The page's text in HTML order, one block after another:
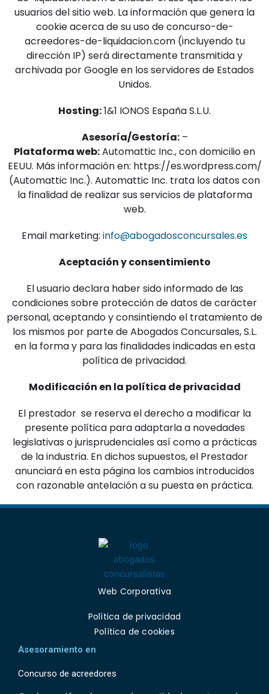
usuarios del sitio web. La información que genera la
cookie acerca de su uso de concurso-de-
acreedores-de-liquidacion.com (incluyendo tu
dirección IP) será directamente transmitida y
archivada por Google en los servidores de Estados
Unidos.
Hosting:1&1 IONOS España S.L.U.
Asesoría/Gestoría:–
Plataforma web:Automattic Inc., con domicilio en
EEUU. Más información en: https://es.wordpress.com/
(Automattic Inc.). Automattic Inc. trata los datos con
la finalidad de realizar sus servicios de plataforma
web.
Email marketing: info@abogadosconcursales.es
Aceptación y consentimiento
El usuario declara haber sido informado de las
condiciones sobre protección de datos de carácter
personal, aceptando y consintiendo el tratamiento de
los mismos por parte de Abogados Concursales, S.L.
en la forma y para las finalidades indicadas en esta
política de privacidad.
Modificación en la política de privacidad
El prestador se reserva el derecho a modificar la
presente política para adaptarla a novedades
legislativas o jurisprudenciales así como a prácticas
de la industria. En dichos supuestos, el Prestador
anunciará en esta página los cambios introducidos
con razonable antelación a su puesta en práctica.
Web Corporativa
Política de privacidad
Política de cookies
Asesoramiento en
Concurso de acreedores